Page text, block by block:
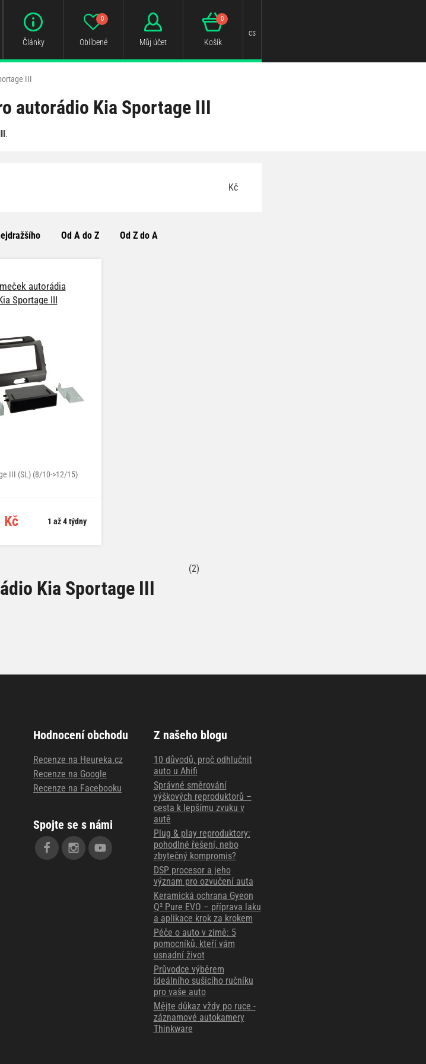
Články Oblíbené
0
Můj účet Košík
0
cs
III
autorádio Kia Sportage III
.
Kč
Od A do Z Od Z do A
autorádia
Sportage III
III (SL) (8/10->12/15)
Kč 1 až 4 týdny
Kia Sportage III
(2)
Hodnocení obchodu
Recenze na Heureka.cz
Recenze na Google
Recenze na Facebooku
Spojte se s námi
Z našeho blogu
10 důvodů, proč odhlučnit
auto u Ahifi
Správné směrování
výškových reproduktorů –
cesta k lepšímu zvuku v
autě
Plug & play reproduktory:
pohodlné řešení, nebo
zbytečný kompromis?
DSP procesor a jeho
význam pro ozvučení auta
Keramická ochrana Gyeon
Q² Pure EVO – příprava laku
a aplikace krok za krokem
Péče o auto v zimě: 5
pomocníků, kteří vám
usnadní život
Průvodce výběrem
ideálního sušicího ručníku
pro vaše auto
Mějte důkaz vždy po ruce -
záznamové autokamery
Thinkware